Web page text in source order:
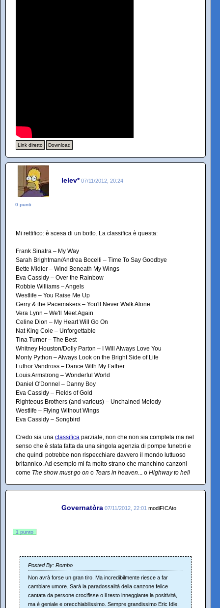
Link diretto Download
lelev* 07/11/2012, 20:24
0 punti
Mi rettifico: è scesa di un botto. La classifica è questa:
Frank Sinatra – My Way
Sarah Brightman/Andrea Bocelli – Time To Say Goodbye
Bette Midler – Wind Beneath My Wings
Eva Cassidy – Over the Rainbow
Robbie Williams – Angels
Westlife – You Raise Me Up
Gerry & the Pacemakers – You'll Never Walk Alone
Vera Lynn – We'll Meet Again
Celine Dion – My Heart Will Go On
Nat King Cole – Unforgettable
Tina Turner – The Best
Whitney Houston/Dolly Parton – I Will Always Love You
Monty Python – Always Look on the Bright Side of Life
Luthor Vandross – Dance With My Father
Louis Armstrong – Wonderful World
Daniel O'Donnel – Danny Boy
Eva Cassidy – Fields of Gold
Righteous Brothers (and various) – Unchained Melody
Westlife – Flying Without Wings
Eva Cassidy – Songbird
Credo sia una classifica parziale, non che non sia completa ma nel
senso che è stata fatta da una singola agenzia di pompe funebri e
che quindi potrebbe non rispecchiare davvero il mondo luttuoso
britannico. Ad esempio mi fa molto strano che manchino canzoni
come The show must go on o Tears in heaven... o Highway to hell
Governatòra 07/11/2012, 22:01 modiFICAto
1 punto
Posted By: Rombo
Non avrà forse un gran tiro. Ma incredibilmente riesce a far
cambiare umore. Sarà la paradossalità della canzone felice
cantata da persone crocifisse o il testo inneggiante la positività,
ma è geniale e orecchiabilissimo. Sempre grandissimo Eric Idle.